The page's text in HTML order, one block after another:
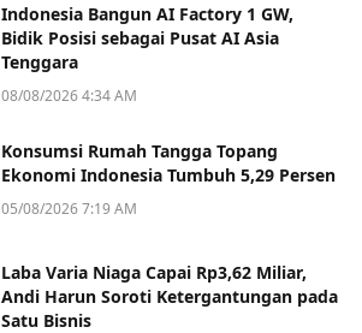
Indonesia Bangun AI Factory 1 GW,
Bidik Posisi sebagai Pusat AI Asia
Tenggara
08/08/2026 4:34 AM
Konsumsi Rumah Tangga Topang
Ekonomi Indonesia Tumbuh 5,29 Persen
05/08/2026 7:19 AM
Laba Varia Niaga Capai Rp3,62 Miliar,
Andi Harun Soroti Ketergantungan pada
Satu Bisnis